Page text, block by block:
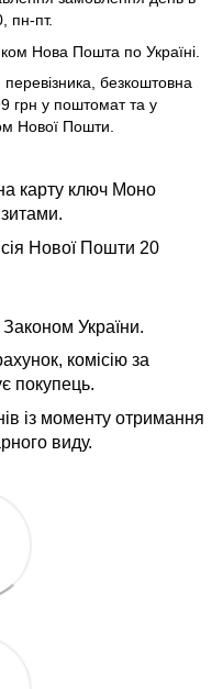
пн-пт.
Нова Пошта по Україні.
безкоштовна
грн у поштомат та у
Нової Пошти.
карту ключ Моно
Нової Пошти 20
України.
комісію за
покупець.
із моменту отримання
виду.